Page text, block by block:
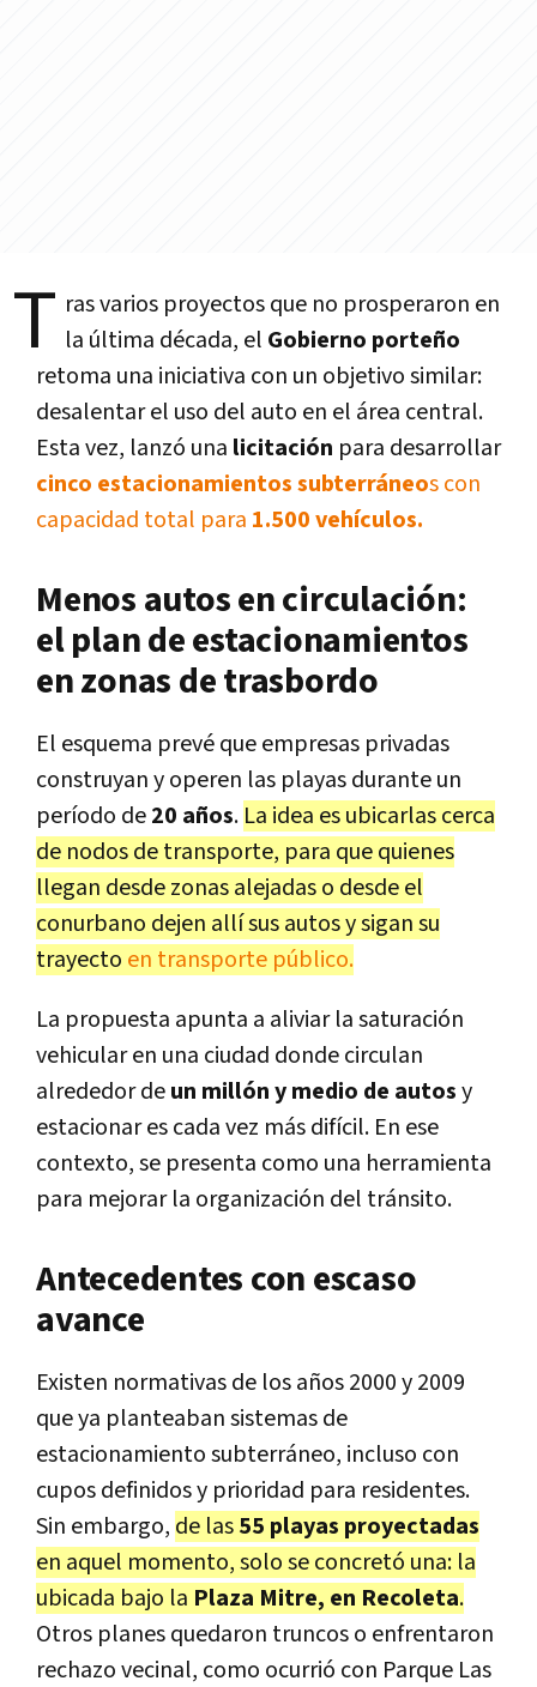
T ras varios proyectos que no prosperaron en
la última década, el Gobierno porteño
retoma una iniciativa con un objetivo similar:
desalentar el uso del auto en el área central.
Esta vez, lanzó una licitación para desarrollar
cinco estacionamientos subterráneos con
capacidad total para 1.500 vehículos.
Menos autos en circulación:
el plan de estacionamientos
en zonas de trasbordo
El esquema prevé que empresas privadas
construyan y operen las playas durante un
período de20 años. La idea es ubicarlas cerca
de nodos de transporte, para que quienes
llegan desde zonas alejadas o desde el
conurbano dejen allí sus autos y sigan su
trayecto en transporte público.
La propuesta apunta a aliviar la saturación
vehicular en una ciudad donde circulan
alrededor deun millón y medio de autosy
estacionar es cada vez más difícil. En ese
contexto, se presenta como una herramienta
para mejorar la organización del tránsito.
Antecedentes con escaso
avance
Existen normativas de los años 2000 y 2009
que ya planteaban sistemas de
estacionamiento subterráneo, incluso con
cupos definidos y prioridad para residentes.
Sin embargo, de las55 playas proyectadas
en aquel momento, solo se concretó una: la
ubicada bajo la Plaza Mitre, en Recoleta.
Otros planes quedaron truncos o enfrentaron
rechazo vecinal, como ocurrió con Parque Las